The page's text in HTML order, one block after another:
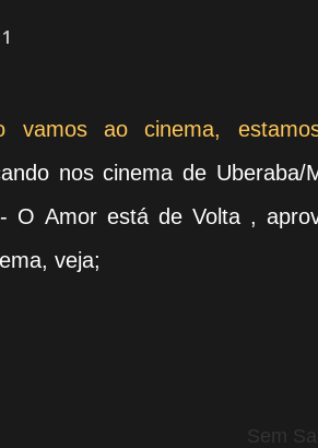
vamos ao cinema,
nos cinema de
O Amor está de Volta ,
veja;
Sem